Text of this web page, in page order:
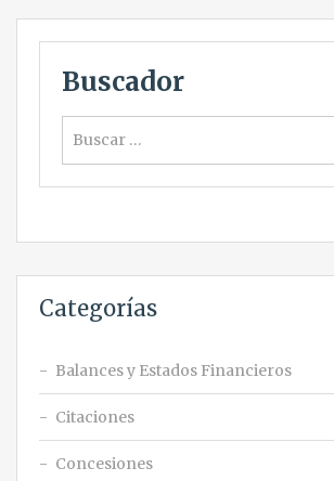
Buscador
Categorías
Balances y Estados Financieros
Citaciones
Concesiones